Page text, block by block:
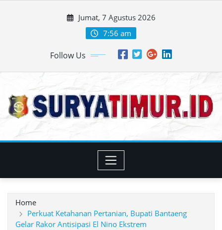
Jumat, 7 Agustus 2026
7:56 am
Follow Us
Home
Perkuat Ketahanan Pertanian, Bupati Bantaeng
Gelar Rakor Antisipasi El Nino Ekstrem